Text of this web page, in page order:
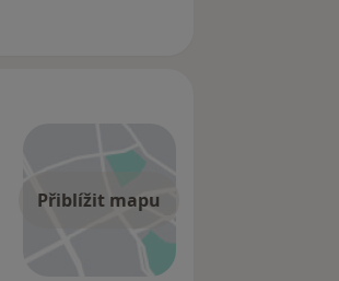
Přiblížit mapu